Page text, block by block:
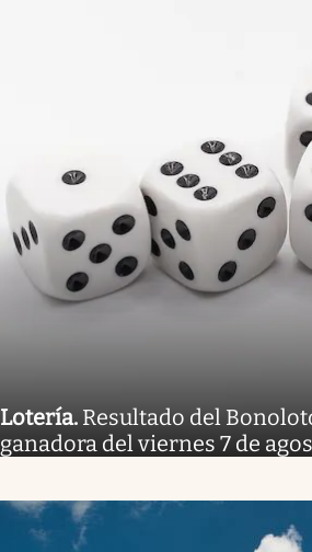
Lotería. Resultado del
ganadora del viernes 7 de